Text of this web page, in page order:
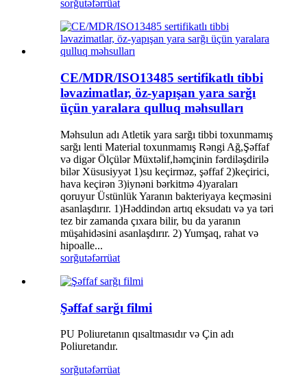
sorğutəfərrüat
CE/MDR/ISO13485 sertifikatlı tibbi
ləvazimatlar, öz-yapışan yara sarğı
üçün yaralara qulluq məhsulları
Məhsulun adı Atletik yara sarğı tibbi toxunmamış
sarğı lenti Material toxunmamış Rəngi Ağ,Şəffaf
və digər Ölçülər Müxtəlif,həmçinin fərdiləşdirilə
bilər Xüsusiyyət 1)su keçirməz, şəffaf 2)keçirici,
hava keçirən 3)iynəni bərkitmə 4)yaraları
qoruyur Üstünlük Yaranın bakteriyaya keçməsini
asanlaşdırır. 1)Həddindən artıq eksudatı və ya təri
tez bir zamanda çıxara bilir, bu da yaranın
müşahidəsini asanlaşdırır. 2) Yumşaq, rahat və
hipoalle...
sorğutəfərrüat
Şəffaf sarğı filmi
PU Poliuretanın qısaltmasıdır və Çin adı
Poliuretandır.
sorğutəfərrüat